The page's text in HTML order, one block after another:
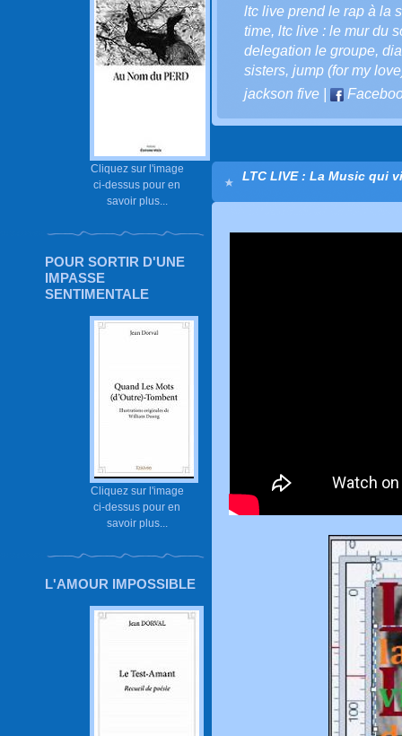
Cliquez sur l'image
ci-dessus pour en
savoir plus...
POUR SORTIR D'UNE
IMPASSE
SENTIMENTALE
Cliquez sur l'image
ci-dessus pour en
savoir plus...
L'AMOUR IMPOSSIBLE
ltc live prend le rap à la
time, ltc live : le mur du
delegation le groupe,
sisters, jump (for my
jackson five
LTC LIVE : La Music qui